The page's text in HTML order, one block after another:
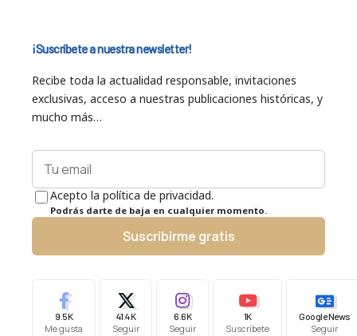
¡Suscríbete a nuestra newsletter!
Recibe toda la actualidad responsable, invitaciones
exclusivas, acceso a nuestras publicaciones históricas, y
mucho más…
Acepto la política de privacidad.
Podrás darte de baja en cualquier momento.
Suscribirme gratis
9.5K
Me gusta
41.4K
Seguir
6.6K
Seguir
1K
Suscríbete
Google News
Seguir